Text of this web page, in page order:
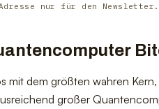
nur für den
mit dem größten wahren
großer